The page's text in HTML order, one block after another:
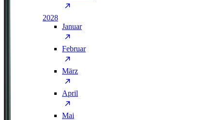
2028
Januar
Februar
März
April
Mai